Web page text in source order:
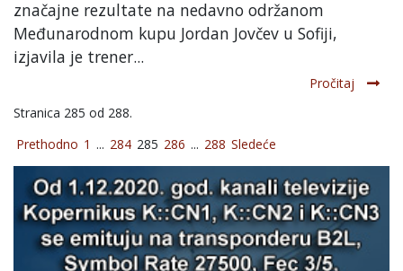
značajne rezultate na nedavno održanom
Međunarodnom kupu Jordan Jovčev u Sofiji,
izjavila je trener...
Pročitaj
Stranica 285 od 288.
Prethodno 1 ... 284 285 286 ... 288 Sledeće